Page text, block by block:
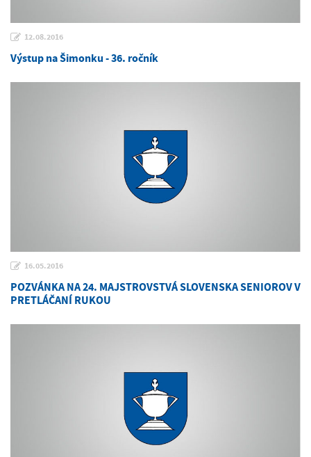
12.08.2016
Výstup na Šimonku - 36. ročník
16.05.2016
POZVÁNKA NA 24. MAJSTROVSTVÁ SLOVENSKA SENIOROV V
PRETLÁČANÍ RUKOU